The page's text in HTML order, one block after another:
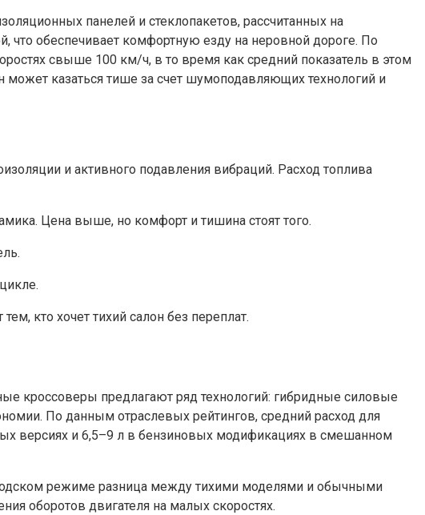
панелей и стеклопакетов, рассчитанных на
обеспечивает комфортную езду на неровной дороге. По
свыше 100 км/ч, в то время как средний показатель в этом
казаться тише за счет шумоподавляющих технологий и
и активного подавления вибраций. Расход топлива
Цена выше, но комфорт и тишина стоят того.
кто хочет тихий салон без переплат.
кроссоверы предлагают ряд технологий: гибридные силовые
По данным отраслевых рейтингов, средний расход для
версиях и 6,5–9 л в бензиновых модификациях в смешанном
режиме разница между тихими моделями и обычными
оборотов двигателя на малых скоростях.